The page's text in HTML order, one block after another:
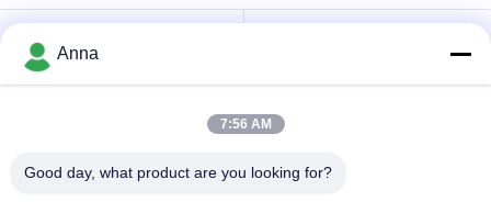
Kuiltype
Aanmakende Oven
inductie smeltende
oven
Inductie het
Anna
7:56 AM
Good day, what product are you looking for?